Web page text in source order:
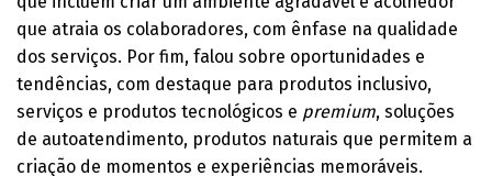
que atraia os colaboradores, com ênfase na qualidade
dos serviços. Por fim, falou sobre oportunidades e
tendências, com destaque para produtos inclusivo,
serviços e produtos tecnológicos e premium, soluções
de autoatendimento, produtos naturais que permitem a
criação de momentos e experiências memoráveis.